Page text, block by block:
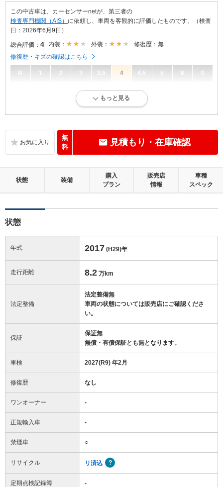
この中古車は、カーセンサーnetが、第三者の
検査専門機関（AIS） に依頼し、車両を客観的に評価したものです。（検査
日：2026年6月9日）
総合評価： 4 内装： 外装：
修復歴：無
修復歴・キズの確認はこちら
R 1 2 3 3.5 4 4.5 5 6 S
内外装に目立たない多少のキズ、ヘコミが認められる状態です。
標準的に使用されていて、多少のコゲ、スレ、キズがあります。
修復歴：無
もっと見る
無
料
見積もり・在庫確認
状態 装備
購入
プラン
販売店
情報
車種
スペック
状態
年式 2017 (H29)年
走行距離 8.2 万km
法定整備
法定整備無
車両の状態については販売店にご確認くださ
い。
保証
保証無
無償・有償保証とも無となります。
車検 2027(R9) 年2月
修復歴 なし
ワンオーナー -
正規輸入車 -
禁煙車 ○
リサイクル リ済込
定期点検記録簿 -